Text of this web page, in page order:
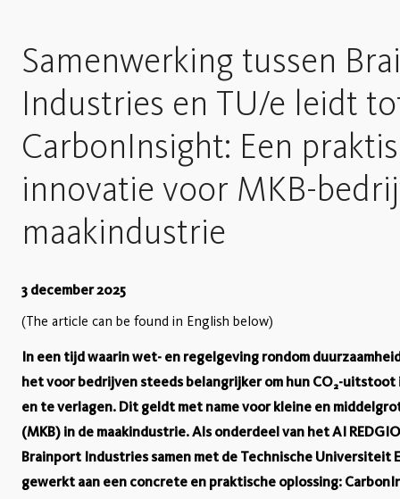
Samenwerking tussen
Industries en TU/e leidt
CarbonInsight: Een
innovatie voor MKB-
maakindustrie
3 december 2025
(The article can be found in English below)
In een tijd waarin wet- en regelgeving rondom
het voor bedrijven steeds belangrijker om hun CO₂-
en te verlagen. Dit geldt met name voor kleine en
(MKB) in de maakindustrie. Als onderdeel van het AI
Brainport Industries samen met de Technische Universiteit
gewerkt aan een concrete en praktische oplossing: